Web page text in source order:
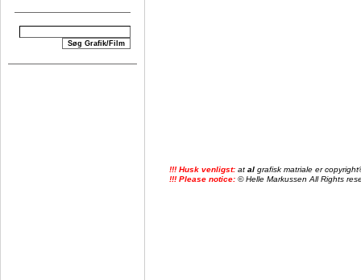
!!! Husk venligst: at al grafisk matriale er
!!! Please notice: © Helle Markussen All Rights